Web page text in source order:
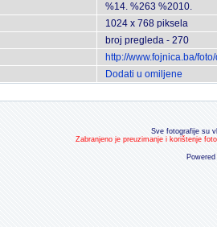
%14. %263 %2010.
1024 x 768 piksela
broj pregleda - 270
http://www.fojnica.ba/
Dodati u omiljene
Sve fotografije su
Zabranjeno je preuzimanje i korištenje